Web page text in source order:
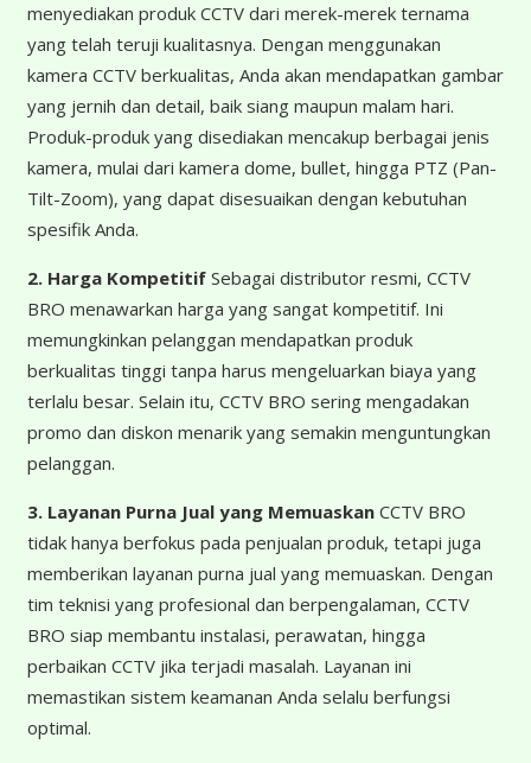
menyediakan produk CCTV dari merek-merek ternama
yang telah teruji kualitasnya. Dengan menggunakan
kamera CCTV berkualitas, Anda akan mendapatkan gambar
yang jernih dan detail, baik siang maupun malam hari.
Produk-produk yang disediakan mencakup berbagai jenis
kamera, mulai dari kamera dome, bullet, hingga PTZ (Pan-
Tilt-Zoom), yang dapat disesuaikan dengan kebutuhan
spesifik Anda.
2. Harga KompetitifSebagai distributor resmi, CCTV
BRO menawarkan harga yang sangat kompetitif. Ini
memungkinkan pelanggan mendapatkan produk
berkualitas tinggi tanpa harus mengeluarkan biaya yang
terlalu besar. Selain itu, CCTV BRO sering mengadakan
promo dan diskon menarik yang semakin menguntungkan
pelanggan.
3. Layanan Purna Jual yang MemuaskanCCTV BRO
tidak hanya berfokus pada penjualan produk, tetapi juga
memberikan layanan purna jual yang memuaskan. Dengan
tim teknisi yang profesional dan berpengalaman, CCTV
BRO siap membantu instalasi, perawatan, hingga
perbaikan CCTV jika terjadi masalah. Layanan ini
memastikan sistem keamanan Anda selalu berfungsi
optimal.